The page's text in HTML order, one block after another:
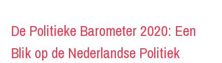
De Politieke Barometer 2020: Een
Blik op de Nederlandse Politiek